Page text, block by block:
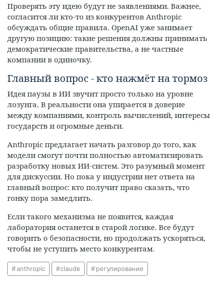
Проверять эту идею будут не заявлениями. Важнее,
согласится ли кто-то из конкурентов Anthropic
обсуждать общие правила. OpenAI уже занимает
другую позицию: такие решения должны принимать
демократические правительства, а не частные
компании в одиночку.
Главный вопрос - кто нажмёт на тормоз
Идея паузы в ИИ звучит просто только на уровне
лозунга. В реальности она упирается в доверие
между компаниями, контроль вычислений, интересы
государств и огромные деньги.
Anthropic предлагает начать разговор до того, как
модели смогут почти полностью автоматизировать
разработку новых ИИ-систем. Это разумный момент
для дискуссии. Но пока у индустрии нет ответа на
главный вопрос: кто получит право сказать, что
гонку пора замедлить.
Если такого механизма не появится, каждая
лаборатория останется в старой логике. Все будут
говорить о безопасности, но продолжать ускоряться,
чтобы не уступить место конкурентам.
anthropic claude регулирование